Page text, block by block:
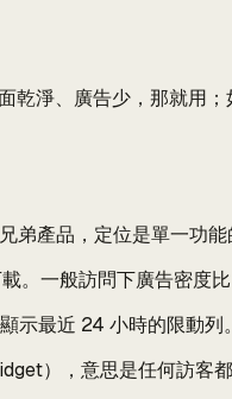
乾淨、廣告少，那就
產品，定位是單一功能
一般訪問下廣告密度比
最近 24 小時的限動列
），意思是任何訪客